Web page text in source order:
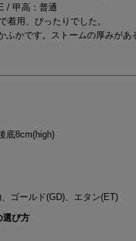
/ 甲高：普通
着用、ぴったりでした。
ふかです。ストームの厚みがあ
底8cm(high)
ゴールド(GD)、エタン(ET)
選び方